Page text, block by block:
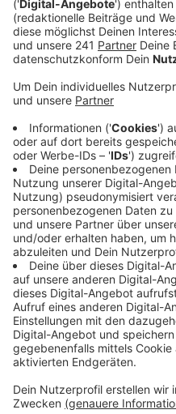
Anzeige
Im Herbst vergangenen
festgestellt und
Grünkohl gepflanzt – in
Schadstoffe besonders
Erste Ergebnisse im
giftigen chemischen
aus dem Boden stammen,
das genauer
sogenannte
weiterhin, dass selbst
Mangold, Pflücksalate
nur in geringen Mengen
Anzeige